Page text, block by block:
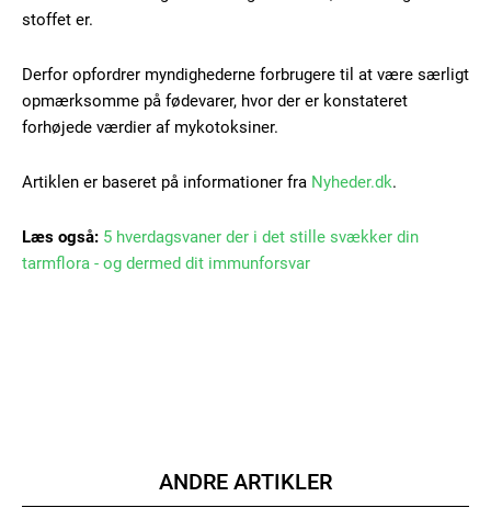
Etiam est nibh, lobortis sit
Ut mollis pellentesque tortor
Donec quis est ac felis
Orci varius natoque dolor
Member full access
stoffet er.
Derfor opfordrer myndighederne forbrugere til at være særligt
opmærksomme på fødevarer, hvor der er konstateret
forhøjede værdier af mykotoksiner.
Artiklen er baseret på informationer fra Nyheder.dk.
Læs også: 5 hverdagsvaner der i det stille svækker din
tarmflora - og dermed dit immunforsvar
ANDRE ARTIKLER